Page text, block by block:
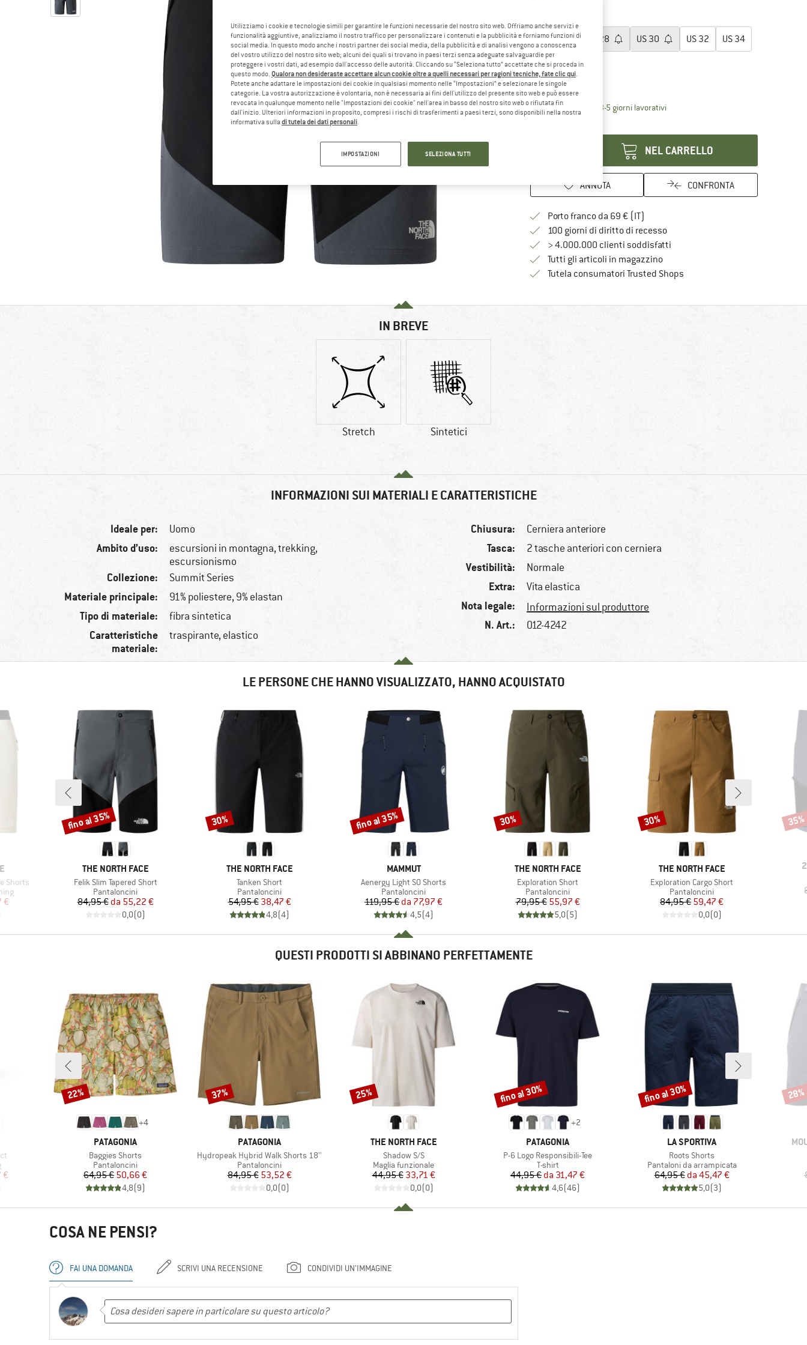
US26 28 US 30 US 32 US 34
US36 US
Guida alle taglie
Tempi di consegna: 3-5 giorni lavorativiIl link si apre in una casella
NEL CARRELLO
ANNOTA CONFRONTA
Porto franco da 69 € (IT)
100 giorni di diritto di recessoVai alla politica di recesso qui Si
> 4.000.000 clienti soddisfatti
Tutti gli articoli in magazzino
Tutela consumatori Trusted ShopsTrovi tutte le informazioni qui!
IN BREVE
Stretch Sintetici
INFORMAZIONI SUI MATERIALI E CARATTERISTICHE
Ideale per: Uomo
Ambito d’uso:
escursioni in montagna, trekking,
escursionismo
Collezione: Summit Series
Materiale principale: 91% poliestere, 9% elastan
Tipo di materiale: fibra sintetica
Caratteristiche
materiale:
traspirante, elastico
Chiusura: Cerniera anteriore
Tasca: 2 tasche anteriori con cerniera
Vestibilità: Normale
Extra: Vita elastica
Nota legale: Informazioni sul produttore
N. Art.: 012-4242
LE PERSONE CHE HANNO VISUALIZZATO, HANNO ACQUISTATO
Shorts
€
MARCHIO
THE NORTH FACE
Articolo
Felik Slim Tapered Short
Gruppo di prodotti
Pantaloncini
Prezzo
84,95 € Prezzo ridotto
da 55,22 €
0,0(0)
Sconto
fino al 35%
MARCHIO
THE NORTH FACE
Articolo
Tanken Short
Gruppo di prodotti
Pantaloncini
Prezzo
54,95 €Prezzo ridotto
38,47 €
4,8(4)
Sconto
30%
MARCHIO
MAMMUT
Articolo
Aenergy Light SO Shorts
Gruppo di prodotti
Pantaloncini
Prezzo
119,95 € Prezzo ridotto
da 77,97 €
4,5(4)
Sconto
fino al 35%
MARCHIO
THE NORTH FACE
Articolo
Exploration Short
Gruppo di prodotti
Pantaloncini
Prezzo
79,95 €Prezzo ridotto
55,97 €
5,0(5)
Sconto
30%
MARCHIO
THE NORTH FACE
Articolo
Exploration Cargo Short
Gruppo di prodotti
Pantaloncini
Prezzo
84,95 €Prezzo ridotto
59,47 €
0,0(0)
Sconto
30% 35%
QUESTI PRODOTTI SI ABBINANO PERFETTAMENTE
€
+4
MARCHIO
PATAGONIA
Articolo
Baggies Shorts
Gruppo di prodotti
Pantaloncini
Prezzo
64,95 € Prezzo ridotto
50,66 €
4,8(9)
Sconto
22%
MARCHIO
PATAGONIA
Articolo
Hydropeak Hybrid Walk Shorts 18''
Gruppo di prodotti
Pantaloncini
Prezzo
84,95 €Prezzo ridotto
53,52 €
0,0(0)
Sconto
37%
MARCHIO
THE NORTH FACE
Articolo
Shadow S/S
Gruppo di prodotti
Maglia funzionale
Prezzo
44,95 €Prezzo ridotto
33,71 €
0,0(0)
Sconto
25%
+2
MARCHIO
PATAGONIA
Articolo
P-6 Logo Responsibili-Tee
Gruppo di prodotti
T-shirt
Prezzo
44,95 € Prezzo ridotto
da 31,47 €
4,6(46)
Sconto
fino al 30%
MARCHIO
LA SPORTIVA
Articolo
Roots Shorts
Gruppo di prodotti
Pantaloni da arrampicata
Prezzo
64,95 € Prezzo ridotto
da 45,47 €
5,0(3)
Sconto
fino al 30% 28%
COSA NE PENSI?
FAI UNA DOMANDA SCRIVI UNA RECENSIONE CONDIVIDI UN'IMMAGINE
Utilizziamo i cookie e tecnologie simili per garantire le funzioni necessarie del nostro sito web. Offriamo anche servizi e
funzionalità aggiuntive, analizziamo il nostro traffico per personalizzare i contenuti e la pubblicità e forniamo funzioni di
social media. In questo modo anche i nostri partner dei social media, della pubblicità e di analisi vengono a conoscenza
del vostro utilizzo del nostro sito web; alcuni dei quali si trovano in paesi terzi senza adeguate salvaguardie per
proteggere i vostri dati, ad esempio dall'accesso delle autorità. Cliccando su “Seleziona tutto” accettate che si proceda in
questo modo. Qualora non desideraste accettare alcun cookie oltre a quelli necessari per ragioni tecniche, fate clic qui.
Potete anche adattare le impostazioni dei cookie in qualsiasi momento nelle “Impostazioni” e selezionare le singole
categorie. La vostra autorizzazione è volontaria, non è necessaria ai fini dell'utilizzo del presente sito web e può essere
revocata in qualunque momento nelle "Impostazioni dei cookie" nell'area in basso del nostro sito web o rifiutata fin
dall'inizio. Ulteriori informazioni in proposito, compresi i rischi di trasferimenti a paesi terzi, sono disponibili nella nostra
informativa sulla di tutela dei dati personali.
IMPOSTAZIONI SELEZIONA TUTTI